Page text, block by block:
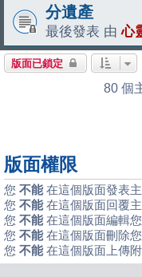
分遺產
最後發表 由心
版面已鎖定
80 個
版面權限
您 不能在這個版面發表
您 不能在這個版面回覆
您 不能在這個版面編輯
您 不能在這個版面刪除
您 不能在這個版面上傳